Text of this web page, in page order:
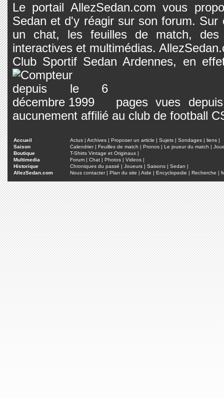
Le portail AllezSedan.com vous
Sedan et d'y réagir sur son forum.
un chat, les feuilles de match, des
interactives et multimédias.
Club Sportif Sedan Ardennes, en
pages vues
aucunement affilié au club de football
Accueil Actus | Archives | Proposer un article | Sujets | Sondages | liens |
Saison
Calendrier| Feuilles de match | Pronos | Le joueur du match |
Boutique
T-Shirts Vintage et Originaux |
Multimedia
Forum | Chat | Photos | Videos |
Historique
Chroniques du passé | Joueurs | Saisons | Sedan |
AllezSedan.com
Nous contacter| Plan du site | Aide | Encyclopedie | Recherche |